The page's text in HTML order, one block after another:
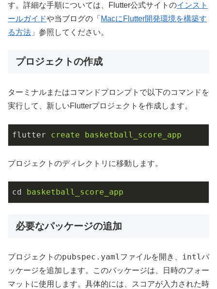
す。詳細な手順については、Flutter公式サイトのインスト
ールガイドや当ブログの「 MacにFlutter開発環境を構築す
る方法 」参照してください。
プロジェクトの作成
ターミナルまたはコマンドプロンプトで以下のコマンドを
実行して、新しいFlutterプロジェクトを作成します。
flutter create basketball_score_app
プロジェクトのディレクトリに移動します。
cd basketball_score_app
必要なパッケージの追加
プロジェクトのpubspec.yamlファイルを開き、 intlパ
ッケージを追加します。このパッケージは、日時のフォー
マットに使用します。具体的には、スコアが入力された時